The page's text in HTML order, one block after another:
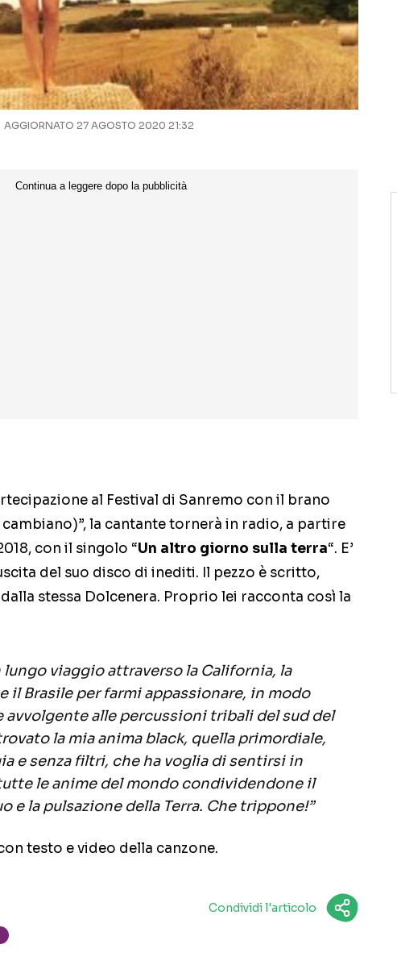
AGGIORNATO 27 AGOSTO 2020 21:32
al Festival di Sanremo con il brano
cambiano)”, la cantante tornerà in radio, a partire
con il singolo “Un altro giorno sulla terra“. E’
del suo disco di inediti. Il pezzo è scritto,
stessa Dolcenera. Proprio lei racconta così la
lungo viaggio attraverso la California, la
il Brasile per farmi appassionare, in modo
avvolgente alle percussioni tribali del sud del
la mia anima black, quella primordiale,
e senza filtri, che ha voglia di sentirsi in
le anime del mondo condividendone il
e la pulsazione della Terra. Che trippone!”
testo e video della canzone.
Condividi l'articolo